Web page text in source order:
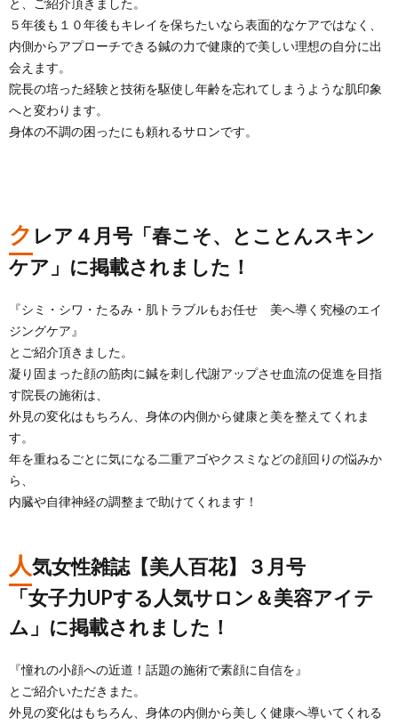
と、ご紹介頂きました。
５年後も１０年後もキレイを保ちたいなら表面的なケアではなく、
内側からアプローチできる鍼の力で健康的で美しい理想の自分に出
会えます。
院長の培った経験と技術を駆使し年齢を忘れてしまうような肌印象
へと変わります。
身体の不調の困ったにも頼れるサロンです。
ク レア４月号「春こそ、とことんスキン
ケア」に掲載されました！
『シミ・シワ・たるみ・肌トラブルもお任せ 美へ導く究極のエイ
ジングケア』
とご紹介頂きました。
凝り固まった顔の筋肉に鍼を刺し代謝アップさせ血流の促進を目指
す院長の施術は、
外見の変化はもちろん、身体の内側から健康と美を整えてくれま
す。
年を重ねるごとに気になる二重アゴやクスミなどの顔回りの悩みか
ら、
内臓や自律神経の調整まで助けてくれます！
人気女性雑誌【美人百花】３月号
「女子力UPする人気サロン＆美容アイテ
ム」に掲載されました！
『憧れの小顔への近道！話題の施術で素顔に自信を』
とご紹介いただきまた。
外見の変化はもちろん、身体の内側から美しく健康へ導いてくれる